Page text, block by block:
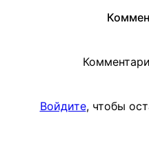
Войдите, чтобы